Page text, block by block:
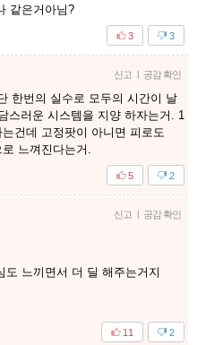
같은거아님?
3
3
신고 | 공감 확인
한번의 실수로 모두의 시간이 날
스러운 시스템을 지양 하자는거. 1
건데 고정팟이 아니면 피로도
느껴진다는거.
2
5
신고 | 공감 확인
도 느끼면서 더 딜 해주는거지
2
11